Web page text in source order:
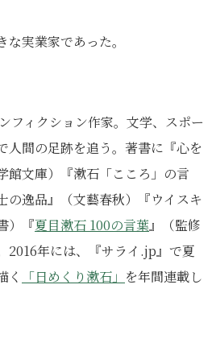
実業家であった。
フィクション作家。文学、スポー
人間の足跡を追う。著書に『心を
館文庫）『漱石「こころ」の言
の逸品』（文藝春秋）『ウイスキ
）『夏目漱石 100の言葉』（監修
2016年には、『サライ.jp』で夏
く
「日めくり漱石」 を年間連載し